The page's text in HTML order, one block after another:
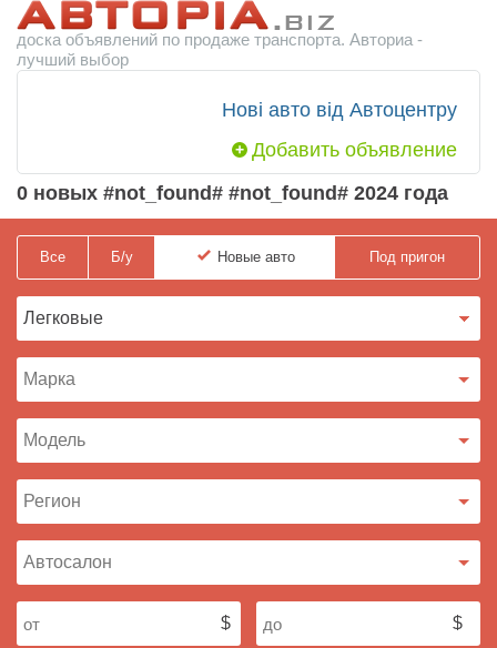
доска объявлений по продаже транспорта. Авториа -
лучший выбор
Нові авто від Автоцентру
Добавить объявление
0 новых #not_found# #not_found# 2024 года
Все Б/у Новые авто Под пригон